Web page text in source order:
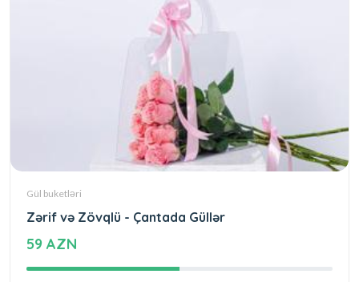
Gül buketləri
Zərif və Zövqlü - Çantada Güllər
59 AZN